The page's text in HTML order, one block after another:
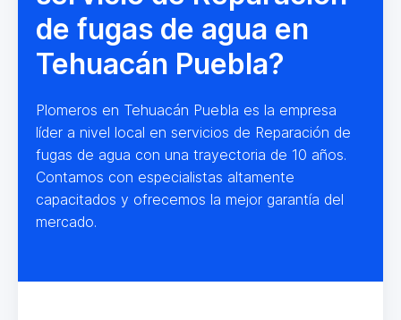
de fugas de agua en
Tehuacán Puebla?
Plomeros en Tehuacán Puebla es la empresa
líder a nivel local en servicios de Reparación de
fugas de agua con una trayectoria de 10 años.
Contamos con especialistas altamente
capacitados y ofrecemos la mejor garantía del
mercado.